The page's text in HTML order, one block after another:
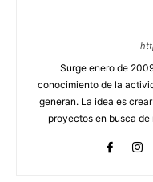
Surge enero de
conocimiento de la
generan. La idea es
proyectos en busca